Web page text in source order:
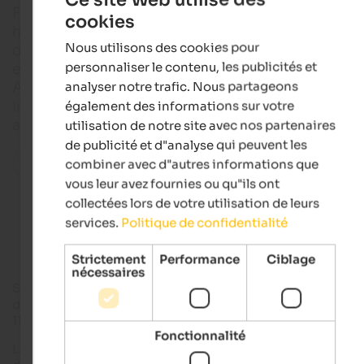
Faire le plein d'énergie et de soleil, profiter d'une
hospitalité chaleureuse et d'un calme agréable
des lieux d'une beauté enchanteresse - c'est tout
et bien plus encore que vous pouvez faire à
Atesino, près de Bolzano. Vous y trouverez une
intacte, une vue de rêve sur Bolzano et les
ainsi qu'une offre variée d'activités de loisirs.
Toutes les localités de la région
Accommodations in Jenesien
San Genesio Atesino se trouve sur le
Tschögglberg ensoleillé
du Salten - le plus grand haut plateau de mélèzes d'Europe - à
1100 m d'altitude entreBolzanoetMerano.
La commune, qui a été mentionnée pour la première fois à la
cookies
Nous utilisons des cookies pour
personnaliser le contenu, les publicités et
analyser notre trafic. Nous partageons
également des informations sur votre
utilisation de notre site avec nos partenaires
de publicité et d"analyse qui peuvent les
combiner avec d"autres informations que
vous leur avez fournies ou qu"ils ont
collectées lors de votre utilisation de leurs
services. Politique de confidentialité
Strictement
nécessaires
Performance Ciblage
Fonctionnalité